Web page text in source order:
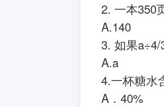
2. 一本
3. 如果
A.a
4.一杯糖
A．